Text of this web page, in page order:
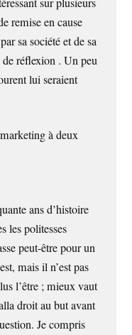
remise en cause
sa société et de sa
réflexion . Un peu
lui seraient
à deux
ans d’histoire
les politesses
peut-être pour un
mais il n’est pas
l’être ; mieux vaut
droit au but avant
Je compris